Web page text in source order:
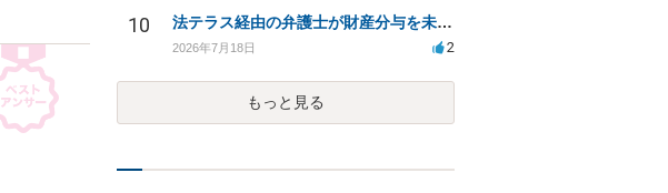
10 法テラス経由の弁護士が財産分与を未解決のまま放置
2026年7月18日 2
もっと見る